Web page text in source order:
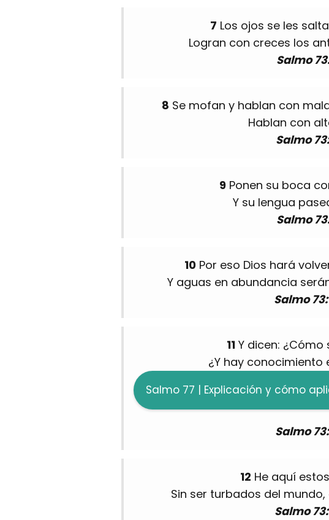
7 Los ojos se les
Logran con creces los
Salmo
8 Se mofan y hablan con
Hablan con
Salmo
9Ponen su boca
Y su lengua
Salmo
10Por eso Dios hará
Y aguas en abundancia
Salmo
11Y dicen: ¿Cómo
¿Y hay conocimiento
Salmo 77 | Explicación y cómo
Salmo
12 He aquí
Sin ser turbados del
Salmo